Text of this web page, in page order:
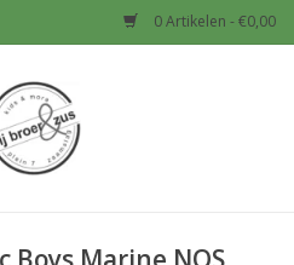
0 Artikelen - €0,00